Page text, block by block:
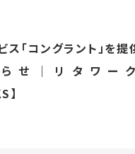
ス「コングラント」を提
せ｜リタワー
】